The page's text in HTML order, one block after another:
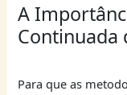
A
Continuada
Para que as